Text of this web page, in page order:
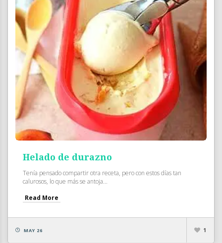
Helado de durazno
Tenía pensado compartir otra receta, pero con estos días tan
calurosos, lo que más se antoja...
Read More
MAY 26 1